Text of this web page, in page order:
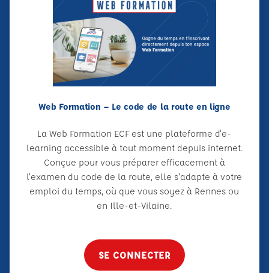
Web Formation – Le code de la route en ligne
La Web Formation ECF est une plateforme d'e-
learning accessible à tout moment depuis internet.
Conçue pour vous préparer efficacement à
l'examen du code de la route, elle s'adapte à votre
emploi du temps, où que vous soyez à Rennes ou
en Ille-et-Vilaine.
SE CONNECTER